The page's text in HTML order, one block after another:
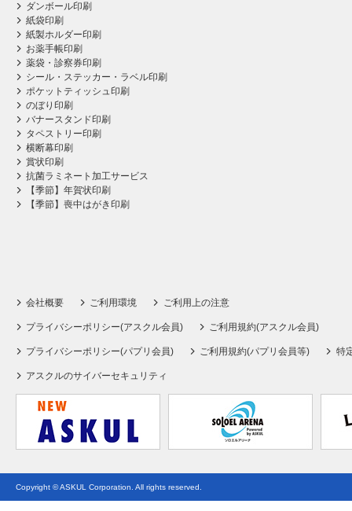
ダンボール印刷
紙袋印刷
紙製ホルダー印刷
お薬手帳印刷
薬袋・診察券印刷
シール・ステッカー・ラベル印刷
ポケットティッシュ印刷
のぼり印刷
バナースタンド印刷
タペストリー印刷
横断幕印刷
賞状印刷
抗菌ラミネート加工サービス
【季節】年賀状印刷
【季節】喪中はがき印刷
会社概要 ご利用環境 ご利用上の注意
プライバシーポリシー(アスクル会員) ご利用規約(アスクル会員)
プライバシーポリシー(パプリ会員) ご利用規約(パプリ会員等) 特
アスクルのサイバーセキュリティ
Copyright © ASKUL Corporation. All rights reserved.